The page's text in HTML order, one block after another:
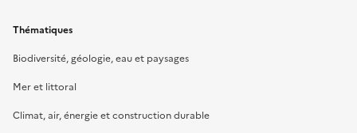
Thématiques
Biodiversité, géologie, eau et paysages
Mer et littoral
Climat, air, énergie et construction durable